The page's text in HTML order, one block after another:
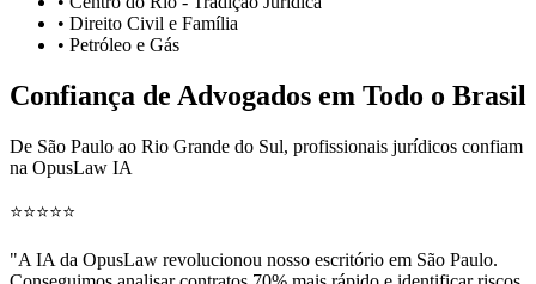
• Direito Civil e Família
• Petróleo e Gás
Confiança de Advogados em Todo o Brasil
De São Paulo ao Rio Grande do Sul, profissionais jurídicos confiam
na OpusLaw IA
⭐⭐⭐⭐⭐
"A IA da OpusLaw revolucionou nosso escritório em São Paulo.